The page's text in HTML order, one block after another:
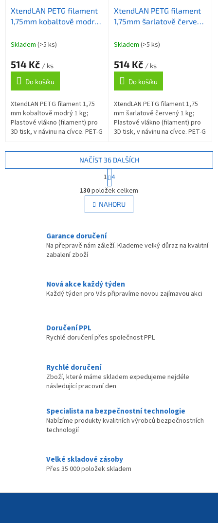
XtendLAN PETG filament
1,75mm kobaltově modrý
Skladem (>5 ks)
514 Kč / ks
Do košíku
XtendLAN PETG filament 1,75
mm kobaltově modrý 1 kg;
Plastové vlákno (filament) pro
3D tisk, v návinu na cívce. PET-G
modifikovaný) je materiál...
XtendLAN PETG filament
1,75mm šarlatově červený
Skladem (>5 ks)
514 Kč / ks
Do košíku
XtendLAN PETG filament 1,75
mm šarlatově červený 1 kg;
Plastové vlákno (filament) pro
3D tisk, v návinu na cívce. PET-G
modifikovaný) je materiál...
O
v
l
á
c
í
v
k
y
i
s
NAČÍST 36 DALŠÍCH
S
t
r
á
n
k
n
1 4
130položek celkem
NAHORU
Garance doručení
Na přepravě nám záleží. Klademe velký důraz na kvalitní
zabalení zboží
Nová akce každý týden
Každý týden pro Vás připravíme novou zajímavou akci
Doručení PPL
Rychlé doručení přes společnost PPL
Rychlé doručení
Zboží, které máme skladem expedujeme nejdéle
následující pracovní den
Specialista na bezpečnostní technologie
Nabízíme produkty kvalitních výrobců bezpečnostních
technologií
Velké skladové zásoby
Přes 35 000 položek skladem